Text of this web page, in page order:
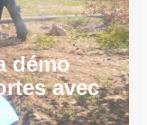
démo
avec